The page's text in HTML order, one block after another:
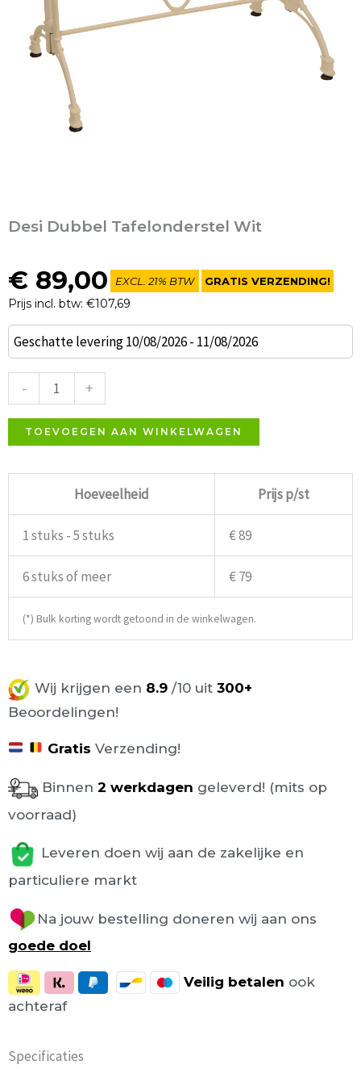
Desi Dubbel Tafelonderstel Wit
€ 89,00
Prijs incl. btw: €107,69
EXCL. 21% BTW GRATIS VERZENDING!
Geschatte levering 10/08/2026 - 11/08/2026
-
Desi
Dubbel
Tafelonderstel
Wit
aantal
+
TOEVOEGEN AAN WINKELWAGEN
Hoeveelheid Prijs p/st
1 stuks - 5 stuks € 89
6 stuks of meer € 79
(*) Bulk korting wordt getoond in de winkelwagen.
Wij krijgen een 8.9 /10 uit 300+
Beoordelingen!
Gratis Verzending!
Binnen 2 werkdagen geleverd! (mits op
voorraad)
Leveren doen wij aan de zakelijke en
particuliere markt
Na jouw bestelling doneren wij aan ons
goede doel
Veilig betalen ook
achteraf
Specificaties